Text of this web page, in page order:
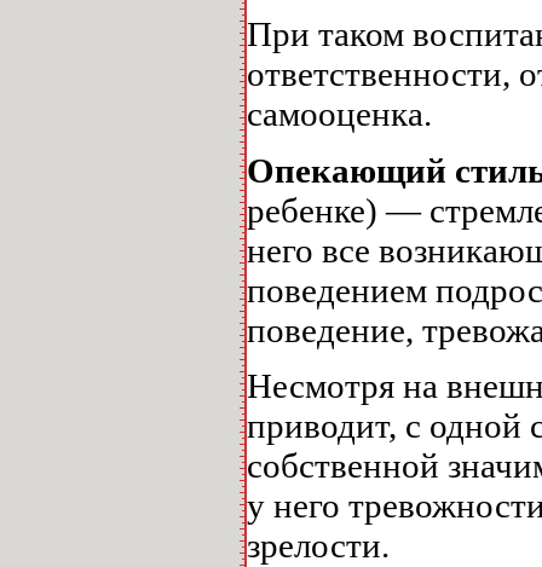
При таком
ответственности,
самооценка.
Опекающий
ребенке) —
него все
поведением
поведение,
Несмотря на
приводит, с одной
собственной
у него
зрелости.